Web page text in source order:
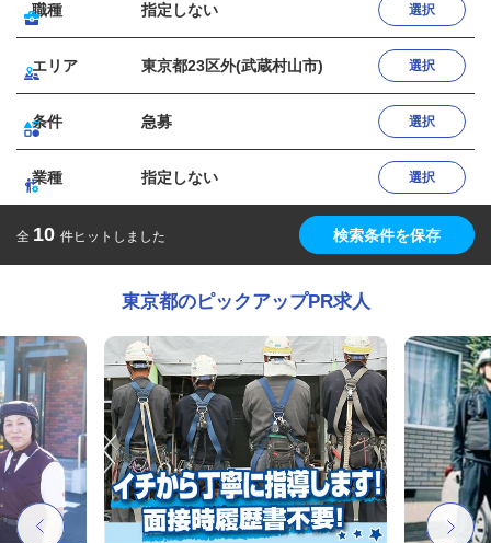
職種 指定しない 選択
エリア 東京都23区外(武蔵村山市) 選択
条件 急募 選択
業種 指定しない 選択
全 10 件ヒットしました 検索条件を保存
東京都のピックアップPR求人